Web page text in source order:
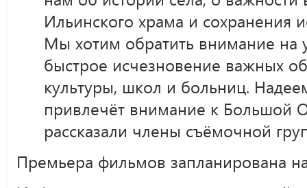
Ильинского храма и сохранения
Мы хотим обратить внимание на
быстрое исчезновение важных
культуры, школ и больниц.
привлечёт внимание к Большой
рассказали члены съёмочной
Премьера фильмов запланирована